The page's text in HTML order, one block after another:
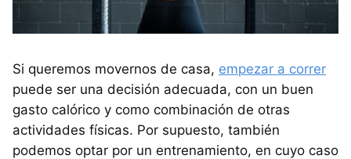
Si queremos movernos de casa, empezar a correr
puede ser una decisión adecuada, con un buen
gasto calórico y como combinación de otras
actividades físicas. Por supuesto, también
podemos optar por un entrenamiento, en cuyo caso